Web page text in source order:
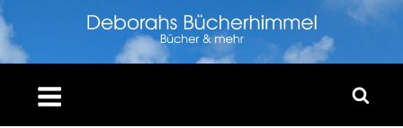
Skip
to
content